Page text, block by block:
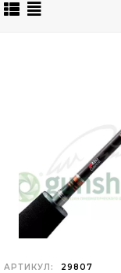
АРТИКУЛ: 29807